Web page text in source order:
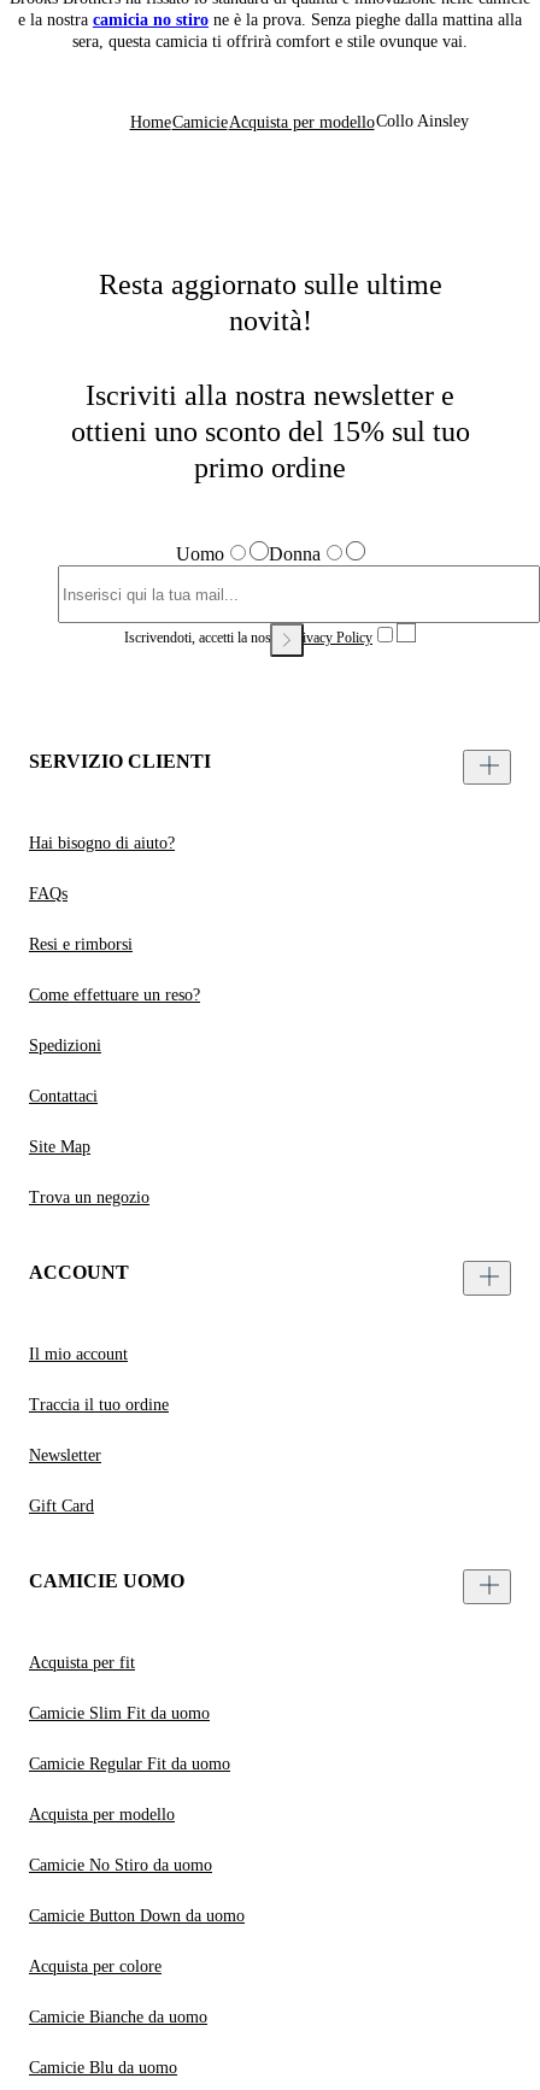
e la nostra camicia no stiro ne è la prova. Senza pieghe dalla mattina alla
sera, questa camicia ti offrirà comfort e stile ovunque vai.
HomeCamicieAcquista per modelloCollo Ainsley
Resta aggiornato sulle ultime
novità!
Iscriviti alla nostra newsletter e
ottieni uno sconto del 15% sul tuo
primo ordine
Uomo Donna
Iscrivendoti, accetti la nostraPrivacy Policy
SERVIZIO CLIENTI
Hai bisogno di aiuto?
FAQs
Resi e rimborsi
Come effettuare un reso?
Spedizioni
Contattaci
Site Map
Trova un negozio
ACCOUNT
Il mio account
Traccia il tuo ordine
Newsletter
Gift Card
CAMICIE UOMO
Acquista per fit
Camicie Slim Fit da uomo
Camicie Regular Fit da uomo
Acquista per modello
Camicie No Stiro da uomo
Camicie Button Down da uomo
Acquista per colore
Camicie Bianche da uomo
Camicie Blu da uomo